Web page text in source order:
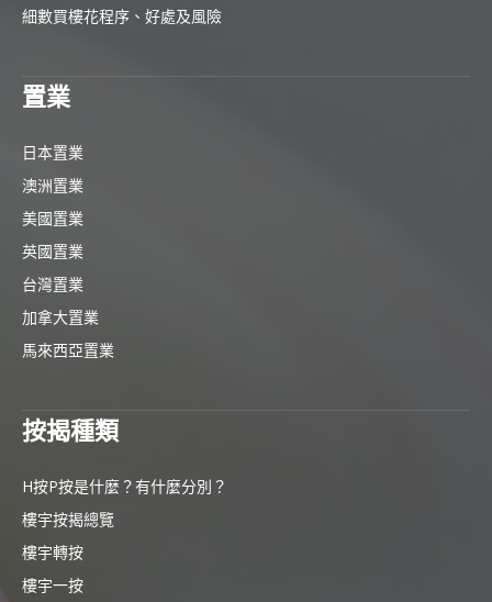
細數買樓花程序、好處及風險
置業
日本置業
澳洲置業
美國置業
英國置業
台灣置業
加拿大置業
馬來西亞置業
按揭種類
H按P按是什麼？有什麼分別？
樓宇按揭總覽
樓宇轉按
樓宇一按